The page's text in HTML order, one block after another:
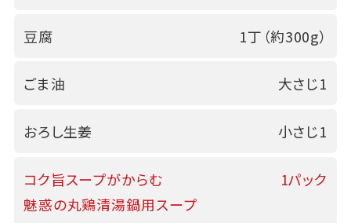
豆腐 1丁（約300g）
ごま油 大さじ1
おろし生姜 小さじ1
コク旨スープがからむ
魅惑の丸鶏清湯鍋用スープ
1パック